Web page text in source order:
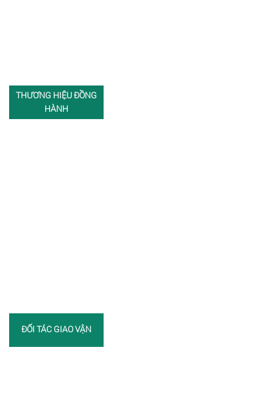
THƯƠNG HIỆU ĐỒNG
HÀNH
ĐỐI TÁC GIAO VẬN